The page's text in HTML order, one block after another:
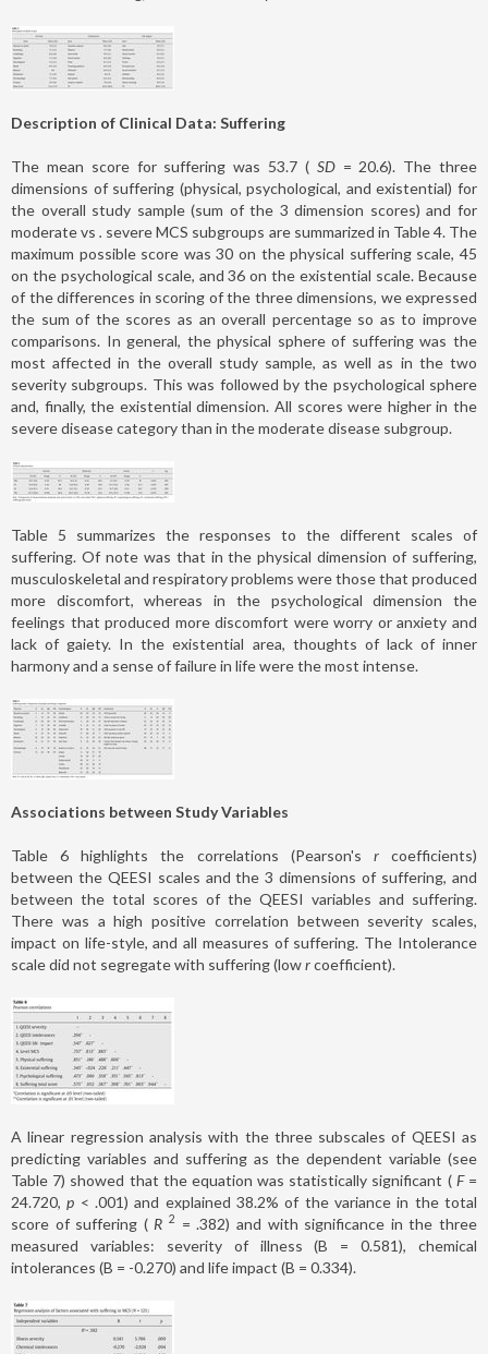
Description of Clinical Data: Suffering
The mean score for suffering was 53.7 ( SD= 20.6). The three
dimensions of suffering (physical, psychological, and existential) for
the overall study sample (sum of the 3 dimension scores) and for
moderate vs. severe MCS subgroups are summarized in Table 4. The
maximum possible score was 30 on the physical suffering scale, 45
on the psychological scale, and 36 on the existential scale. Because
of the differences in scoring of the three dimensions, we expressed
the sum of the scores as an overall percentage so as to improve
comparisons. In general, the physical sphere of suffering was the
most affected in the overall study sample, as well as in the two
severity subgroups. This was followed by the psychological sphere
and, finally, the existential dimension. All scores were higher in the
severe disease category than in the moderate disease subgroup.
Table 5 summarizes the responses to the different scales of
suffering. Of note was that in the physical dimension of suffering,
musculoskeletal and respiratory problems were those that produced
more discomfort, whereas in the psychological dimension the
feelings that produced more discomfort were worry or anxiety and
lack of gaiety. In the existential area, thoughts of lack of inner
harmony and a sense of failure in life were the most intense.
Associations between Study Variables
Table 6 highlights the correlations (Pearson's rcoefficients)
between the QEESI scales and the 3 dimensions of suffering, and
between the total scores of the QEESI variables and suffering.
There was a high positive correlation between severity scales,
impact on life-style, and all measures of suffering. The Intolerance
scale did not segregate with suffering (lowrcoefficient).
A linear regression analysis with the three subscales of QEESI as
predicting variables and suffering as the dependent variable (see
Table 7) showed that the equation was statistically significant ( F=
24.720,p < .001) and explained 38.2% of the variance in the total
score of suffering ( R 2
= .382) and with significance in the three
measured variables: severity of illness (B = 0.581), chemical
intolerances (B = -0.270) and life impact (B = 0.334).